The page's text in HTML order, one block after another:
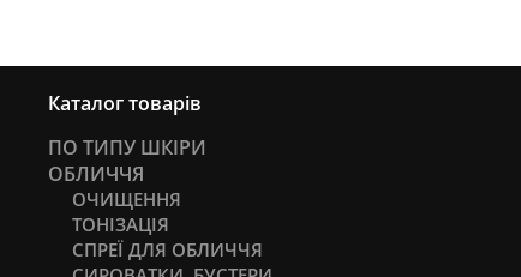
Каталог товарів
ПО ТИПУ ШКІРИ
ОБЛИЧЧЯ
ОЧИЩЕННЯ
ТОНІЗАЦІЯ
СПРЕЇ ДЛЯ ОБЛИЧЧЯ